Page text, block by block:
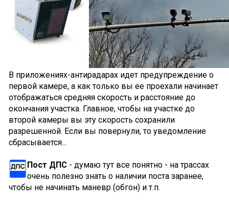
В приложениях-антирадарах идет предупреждение о
первой камере, а как только вы ее проехали начинает
отображаться средняя скорость и расстояние до
окончания участка. Главное, чтобы на участке до
второй камеры вы эту скорость сохранили
разрешенной. Если вы повернули, то уведомление
сбрасывается...
Пост ДПС- думаю тут все понятно - на трассах
очень полезно знать о наличии поста заранее,
чтобы не начинать маневр (обгон) и т.п.